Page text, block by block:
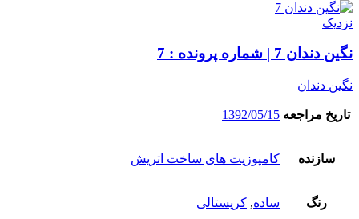
نزدیک
نگین دندان 7 | شماره پرونده : 7
نگین دندان
تاریخ مراجعه 1392/05/15
سازنده کامپوزیت های ساخت اتریش
رنگ ساده, کریستالی